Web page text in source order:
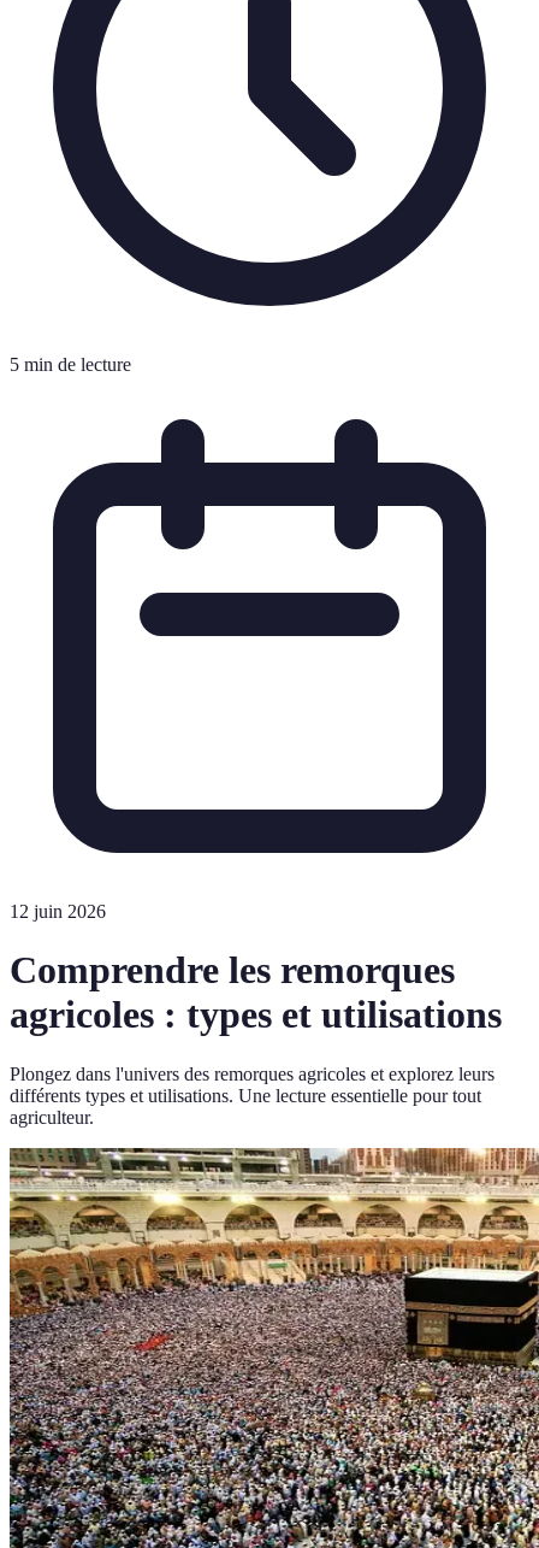
5 min de lecture
12 juin 2026
Comprendre les remorques
agricoles : types et utilisations
Plongez dans l'univers des remorques agricoles et explorez leurs
différents types et utilisations. Une lecture essentielle pour tout
agriculteur.